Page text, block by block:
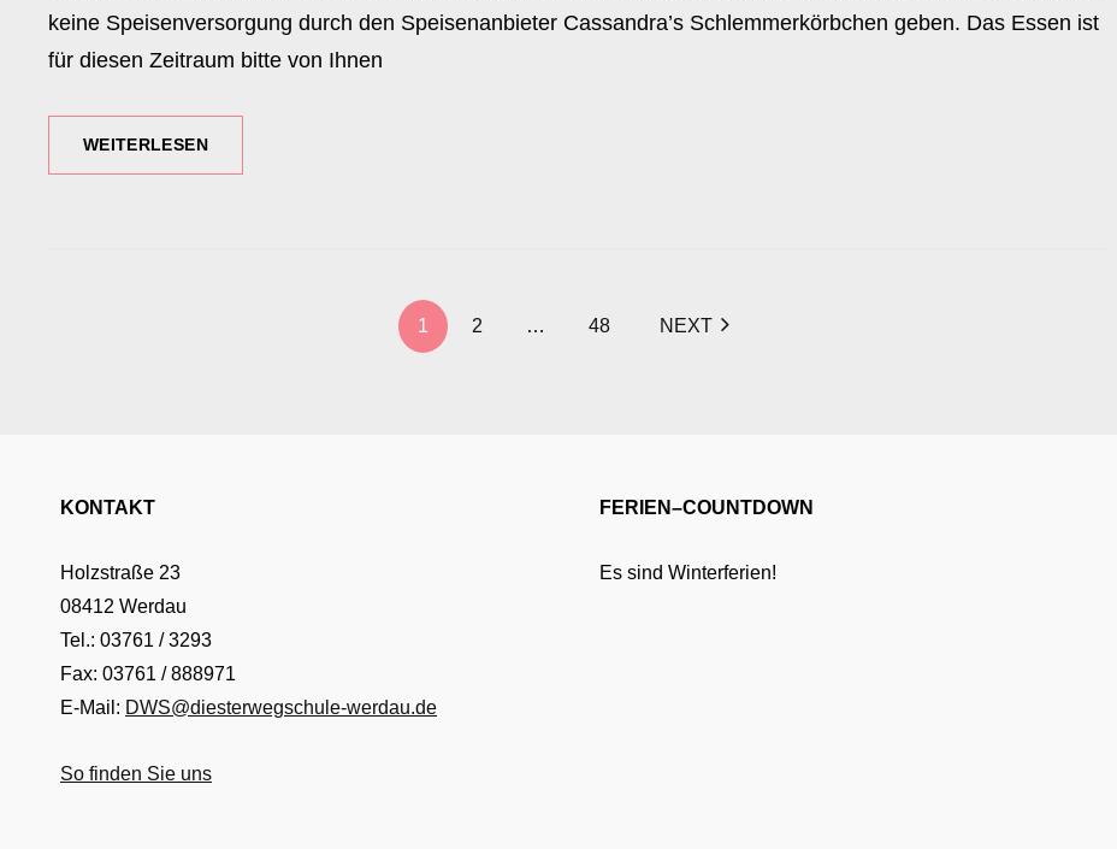
keine Speisenversorgung durch den Speisenanbieter Cassandra’s Schlemmerkörbchen geben. Das Essen ist
für diesen Zeitraum bitte von Ihnen
WEITERLESENAB
</span>
1 2 … 48 NEXT
KONTAKT
Holzstraße 23
08412 Werdau
Tel.: 03761 / 3293
Fax: 03761 / 888971
E-Mail: DWS@diesterwegschule-werdau.de
So finden Sie uns
FERIEN–COUNTDOWN
Es sind Winterferien!